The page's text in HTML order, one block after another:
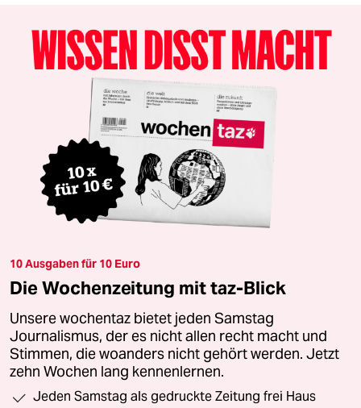
10 Ausgaben für 10 Euro
Die Wochenzeitung mit taz-Blick
Unsere wochentaz bietet jeden Samstag
Journalismus, der es nicht allen recht macht und
Stimmen, die woanders nicht gehört werden. Jetzt
zehn Wochen lang kennenlernen.
Jeden Samstag als gedruckte Zeitung frei Haus